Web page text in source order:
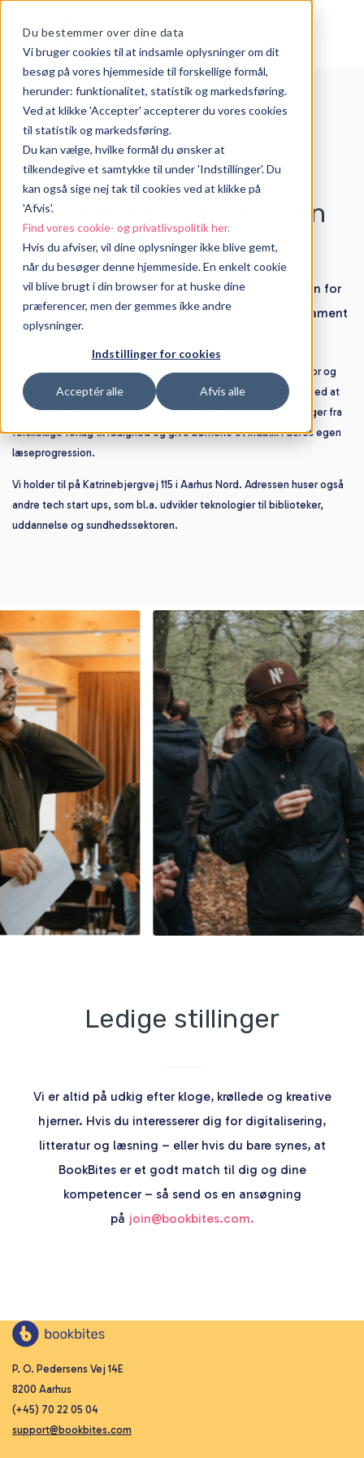
Du bestemmer over dine data
Vi bruger cookies til at indsamle oplysninger om dit
besøg på vores hjemmeside til forskellige formål,
herunder: funktionalitet, statistik og markedsføring.
Ved at klikke 'Accepter' accepterer du vores cookies
til statistik og markedsføring.
Du kan vælge, hvilke formål du ønsker at
tilkendegive et samtykke til under 'Indstillinger'. Du
kan også sige nej tak til cookies ved at klikke på
'Afvis'.
Find vores cookie- og privatlivspolitik her.
Hvis du afviser, vil dine oplysninger ikke blive gemt,
når du besøger denne hjemmeside. En enkelt cookie
vil blive brugt i din browser for at huske dine
præferencer, men der gemmes ikke andre
oplysninger.
Indstillinger for cookies
Acceptér alle Afvis alle
☰
Styrk læselysten sammen
med os!
BookBites er en ung virksomhed med en stor passion for
at gøre en forskel. Vi ønsker at skabe et bedre fundament
Det vil vi gøre ved at give eleverne muligheden for at læse, hvor og
når de vil. Målet er, at de kan udvikle deres læsekompetencer ved at
læse mere. Det sker blandt andet ved at stille et stort antal bøger fra
forskellige forlag til rådighed og give børnene et indblik i deres egen
læseprogression.
Vi holder til på Katrinebjergvej 115 i Aarhus Nord. Adressen huser også
andre tech start ups, som bl.a. udvikler teknologier til biblioteker,
uddannelse og sundhedssektoren.
Ledige stillinger
Vi er altid på udkig efter kloge, krøllede og kreative
hjerner. Hvis du interesserer dig for digitalisering,
litteratur og læsning – eller hvis du bare synes, at
BookBites er et godt match til dig og dine
kompetencer – så send os en ansøgning
på join@bookbites.com.
P. O. Pedersens Vej 14E
8200 Aarhus
(+45) 70 22 05 04
support@bookbites.com